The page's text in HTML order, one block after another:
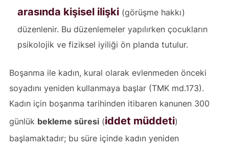
arasında kişisel ilişki(görüşme hakkı)
düzenlenir. Bu düzenlemeler yapılırken çocukların
psikolojik ve fiziksel iyiliği ön planda tutulur.
Boşanma ile kadın, kural olarak evlenmeden önceki
soyadını yeniden kullanmaya başlar (TMK md.173).
Kadın için boşanma tarihinden itibaren kanunen 300
günlük bekleme süresi(iddet müddeti)
başlamaktadır; bu süre içinde kadın yeniden